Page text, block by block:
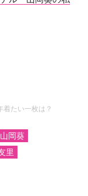
着たい一枚は？
山岡葵
里